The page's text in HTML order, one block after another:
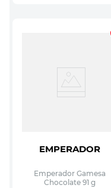
EMPERADOR
Emperador Gamesa
Chocolate 91 g